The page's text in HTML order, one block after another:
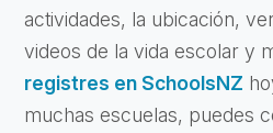
actividades, la ubicación,
videos de la vida escolar y
registres en SchoolsNZ
muchas escuelas, puedes